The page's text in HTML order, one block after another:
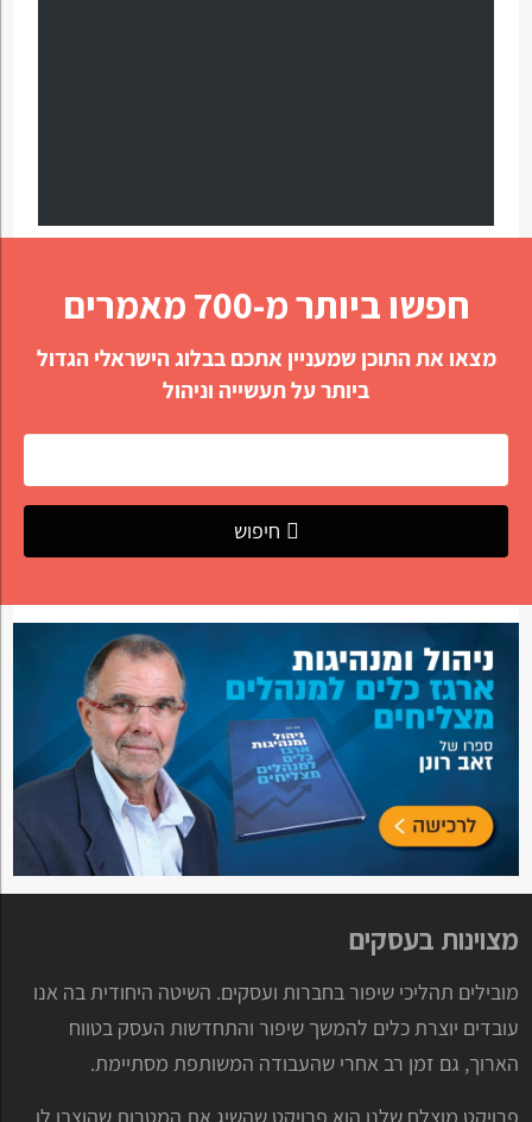
חפשו ביותר מ-700 מאמרים
מצאו את התוכן שמעניין אתכם בבלוג הישראלי הגדול
ביותר על תעשייה וניהול
חיפוש
מצוינות בעסקים
מובילים תהליכי שיפור בחברות ועסקים. השיטה היחודית בה אנו
עובדים יוצרת כלים להמשך שיפור והתחדשות העסק בטווח
הארוך, גם זמן רב אחרי שהעבודה המשותפת מסתיימת.